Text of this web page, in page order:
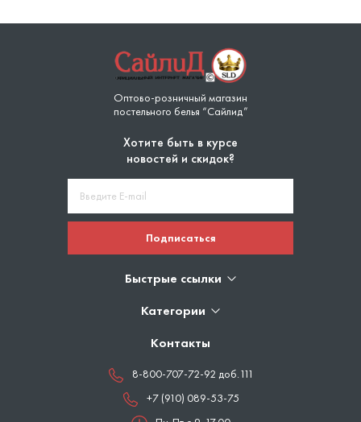
Оптово-розничный магазин
постельного белья “Сайлид”
Хотите быть в курсе
новостей и скидок?
Подписаться
Быстрые ссылки
Категории
Контакты
8-800-707-72-92 доб.111
+7 (910) 089-53-75